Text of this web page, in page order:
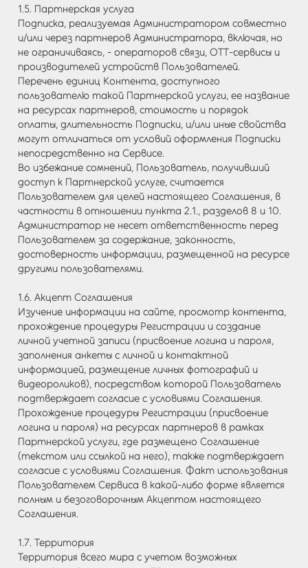
1.5. Партнерская услуга
Подписка, реализуемая Администратором совместно
и/или через партнеров Администратора, включая, но
не ограничиваясь, - операторов связи, ОТТ-сервисы и
производителей устройств Пользователей.
Перечень единиц Контента, доступного
пользователю такой Партнерской услуги, ее название
на ресурсах партнеров, стоимость и порядок
оплаты, длительность Подписки, и/или иные свойства
могут отличаться от условий оформления Подписки
непосредственно на Сервисе.
Во избежание сомнений, Пользователь, получивший
доступ к Партнерской услуге, считается
Пользователем для целей настоящего Соглашения, в
частности в отношении пункта 2.1., разделов 8 и 10.
Администратор не несет ответственность перед
Пользователем за содержание, законность,
достоверность информации, размещенной на ресурсе
другими пользователями.
1.6. Акцепт Соглашения
Изучение информации на сайте, просмотр контента,
прохождение процедуры Регистрации и создание
личной учетной записи (присвоение логина и пароля,
заполнения анкеты с личной и контактной
информацией, размещение личных фотографий и
видеороликов), посредством которой Пользователь
подтверждает согласие с условиями Соглашения.
Прохождение процедуры Регистрации (присвоение
логина и пароля) на ресурсах партнеров в рамках
Партнерской услуги, где размещено Соглашение
(текстом или ссылкой на него), также подтверждает
согласие с условиями Соглашения. Факт использования
Пользователем Сервиса в какой-либо форме является
полным и безоговорочным Акцептом настоящего
Соглашения.
1.7. Территория
Территория всего мира с учетом возможных